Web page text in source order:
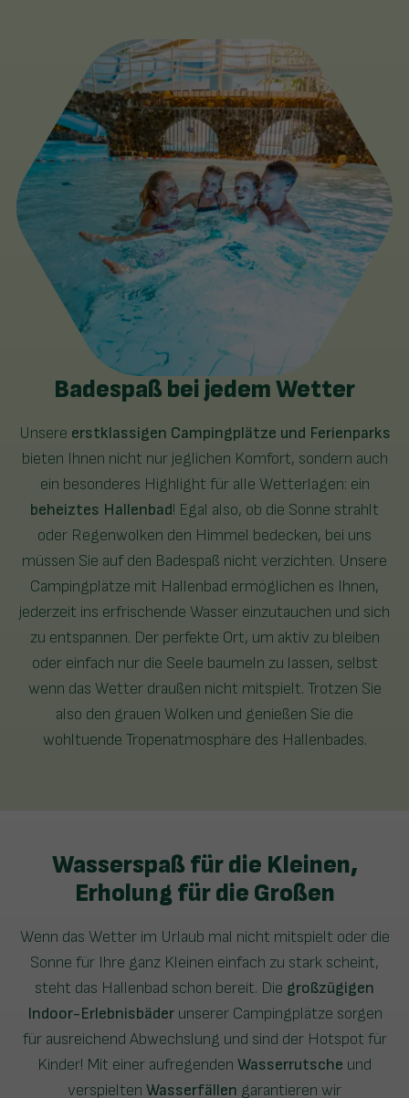
Badespaß bei jedem Wetter
Unsere erstklassigen Campingplätze und Ferienparks
bieten Ihnen nicht nur jeglichen Komfort, sondern auch
ein besonderes Highlight für alle Wetterlagen: ein
beheiztes Hallenbad! Egal also, ob die Sonne strahlt
oder Regenwolken den Himmel bedecken, bei uns
müssen Sie auf den Badespaß nicht verzichten. Unsere
Campingplätze mit Hallenbad ermöglichen es Ihnen,
jederzeit ins erfrischende Wasser einzutauchen und sich
zu entspannen. Der perfekte Ort, um aktiv zu bleiben
oder einfach nur die Seele baumeln zu lassen, selbst
wenn das Wetter draußen nicht mitspielt. Trotzen Sie
also den grauen Wolken und genießen Sie die
wohltuende Tropenatmosphäre des Hallenbades.
Wasserspaß für die Kleinen,
Erholung für die Großen
Wenn das Wetter im Urlaub mal nicht mitspielt oder die
Sonne für Ihre ganz Kleinen einfach zu stark scheint,
steht das Hallenbad schon bereit. Die großzügigen
Indoor-Erlebnisbäderunserer Campingplätze sorgen
für ausreichend Abwechslung und sind der Hotspot für
Kinder! Mit einer aufregenden Wasserrutsche und
verspielten Wasserfällen garantieren wir